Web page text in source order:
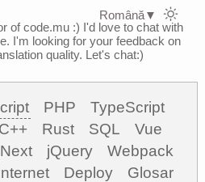
of code.mu :) I'd love to chat with
I'm looking for your feedback on
quality. Let's chat:)
PHP
TypeScript
C++ Rust SQL
Vue
Next jQuery
Webpack
Deploy Glosar
Română▼